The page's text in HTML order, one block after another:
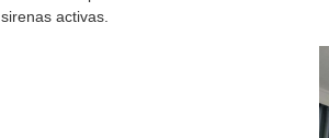
sirenas activas.